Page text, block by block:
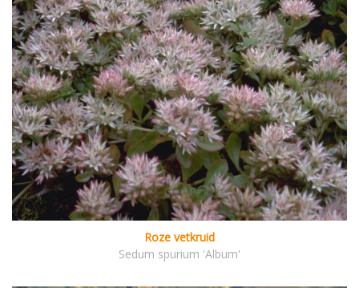
Roze vetkruid
Sedum spurium 'Album'